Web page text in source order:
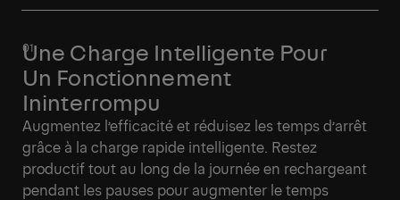
Une Charge Intelligente Pour
Un Fonctionnement
Ininterrompu
Augmentez l’efficacité et réduisez les temps d’arrêt
grâce à la charge rapide intelligente. Restez
productif tout au long de la journée en rechargeant
pendant les pauses pour augmenter le temps